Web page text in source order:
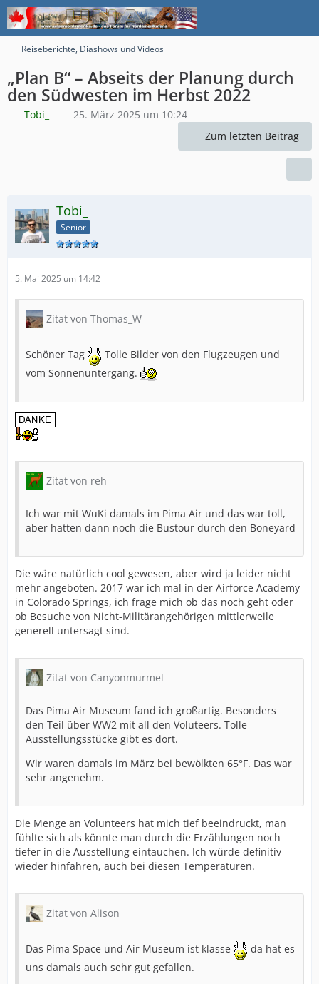
Reiseberichte, Diashows und Videos
„Plan B“ – Abseits der Planung durch
den Südwesten im Herbst 2022
Tobi_
25. März 2025 um 10:24
Zum letzten Beitrag
Tobi_
Senior
5. Mai 2025 um 14:42
Zitat von Thomas_W
Schöner Tag
Tolle Bilder von den Flugzeugen und
vom Sonnenuntergang.
Zitat von reh
Ich war mit WuKi damals im Pima Air und das war toll,
aber hatten dann noch die Bustour durch den Boneyard
Die wäre natürlich cool gewesen, aber wird ja leider nicht
mehr angeboten. 2017 war ich mal in der Airforce Academy
in Colorado Springs, ich frage mich ob das noch geht oder
ob Besuche von Nicht-Militärangehörigen mittlerweile
generell untersagt sind.
Zitat von Canyonmurmel
Das Pima Air Museum fand ich großartig. Besonders
den Teil über WW2 mit all den Voluteers. Tolle
Ausstellungsstücke gibt es dort.
Wir waren damals im März bei bewölkten 65°F. Das war
sehr angenehm.
Die Menge an Volunteers hat mich tief beeindruckt, man
fühlte sich als könnte man durch die Erzählungen noch
tiefer in die Ausstellung eintauchen. Ich würde definitiv
wieder hinfahren, auch bei diesen Temperaturen.
Zitat von Alison
Das Pima Space und Air Museum ist klasse
da hat es
uns damals auch sehr gut gefallen.